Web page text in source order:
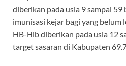
diberikan pada usia 9 sampai 59
imunisasi kejar bagi yang belum
HB-Hib diberikan pada usia 12
target sasaran di Kabupaten